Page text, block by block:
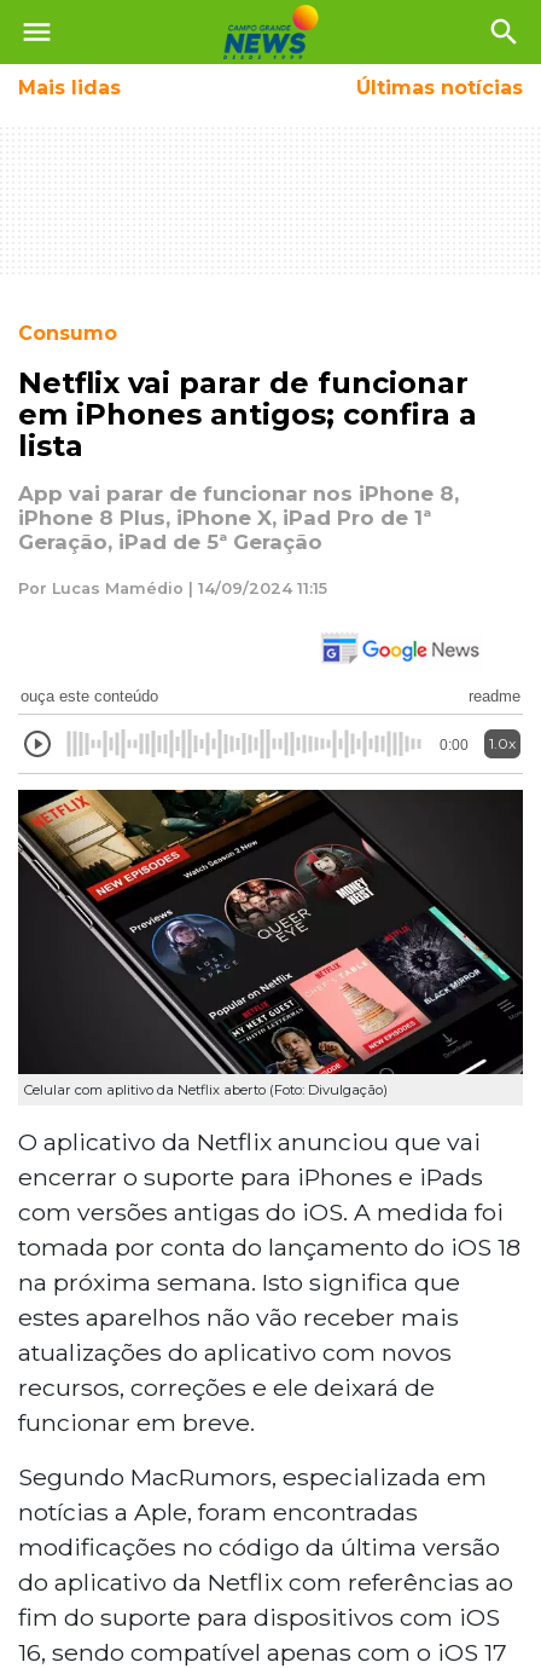
menu search
Mais lidas Últimas notícias
Consumo
Netflix vai parar de funcionar
em iPhones antigos; confira a
lista
App vai parar de funcionar nos iPhone 8,
iPhone 8 Plus, iPhone X, iPad Pro de 1ª
Geração, iPad de 5ª Geração
Por Lucas Mamédio | 14/09/2024 11:15
ouça este conteúdo readme
0:00 1.0x
Celular com aplitivo da Netflix aberto (Foto: Divulgação)
O aplicativo da Netflix anunciou que vai
encerrar o suporte para iPhones e iPads
com versões antigas do iOS. A medida foi
tomada por conta do lançamento do iOS 18
na próxima semana. Isto significa que
estes aparelhos não vão receber mais
atualizações do aplicativo com novos
recursos, correções e ele deixará de
funcionar em breve.
Segundo MacRumors, especializada em
notícias a Aple, foram encontradas
modificações no código da última versão
do aplicativo da Netflix com referências ao
fim do suporte para dispositivos com iOS
16, sendo compatível apenas com o iOS 17